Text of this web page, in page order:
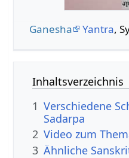
Ganesha Yantra,
Inhaltsverzeichnis
1 Verschiedene
Sadarpa
2 Video zum
3 Ähnliche